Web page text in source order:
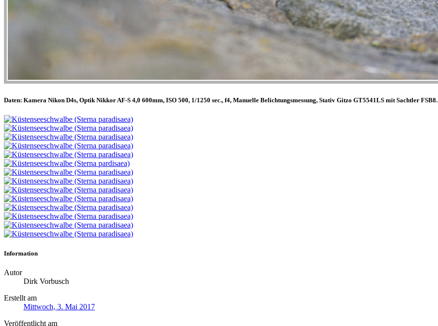
Daten: Kamera Nikon D4s, Optik Nikkor AF-S 4,0 600mm, ISO 500, 1/1250 sec., f4, Manuelle Belichtungsmessung, Stativ Gitzo GT5541LS mit Sachtler FSB8.
Information
Autor
Dirk Vorbusch
Erstellt am
Mittwoch, 3. Mai 2017
Veröffentlicht am